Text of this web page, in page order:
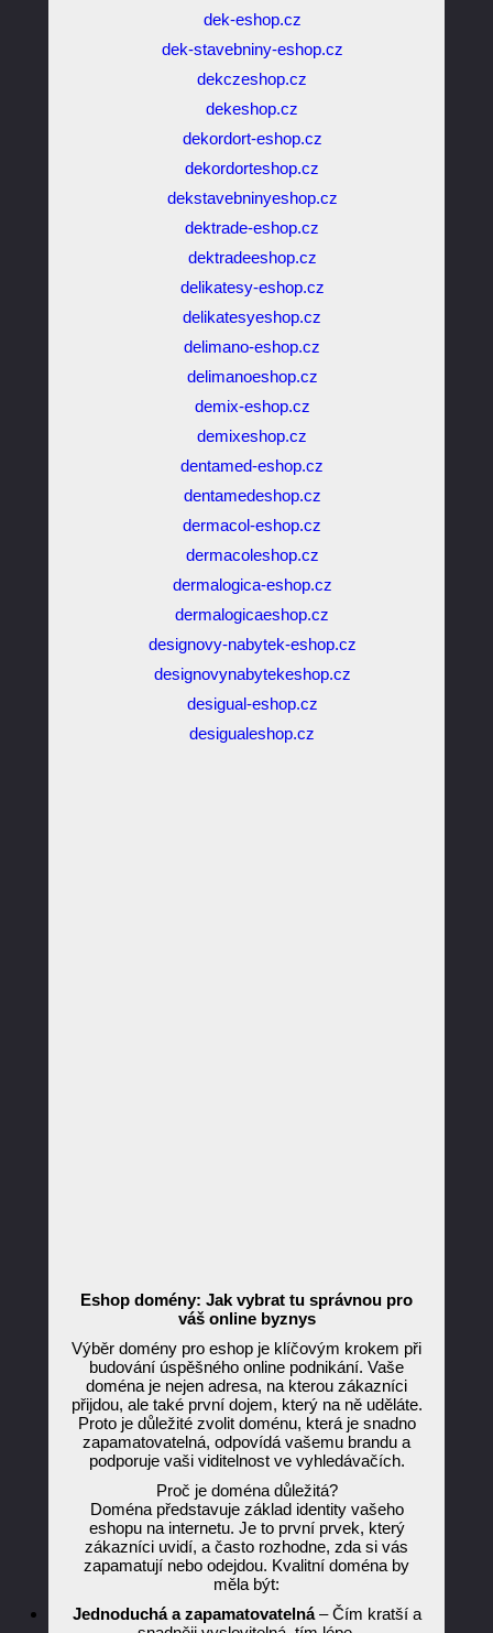
dek-eshop.cz
dek-stavebniny-eshop.cz
dekczeshop.cz
dekeshop.cz
dekordort-eshop.cz
dekordorteshop.cz
dekstavebninyeshop.cz
dektrade-eshop.cz
dektradeeshop.cz
delikatesy-eshop.cz
delikatesyeshop.cz
delimano-eshop.cz
delimanoeshop.cz
demix-eshop.cz
demixeshop.cz
dentamed-eshop.cz
dentamedeshop.cz
dermacol-eshop.cz
dermacoleshop.cz
dermalogica-eshop.cz
dermalogicaeshop.cz
designovy-nabytek-eshop.cz
designovynabytekeshop.cz
desigual-eshop.cz
desigualeshop.cz
Eshop domény: Jak vybrat tu správnou pro
váš online byznys
Výběr domény pro eshop je klíčovým krokem při
budování úspěšného online podnikání. Vaše
doména je nejen adresa, na kterou zákazníci
přijdou, ale také první dojem, který na ně uděláte.
Proto je důležité zvolit doménu, která je snadno
zapamatovatelná, odpovídá vašemu brandu a
podporuje vaši viditelnost ve vyhledávačích.
Proč je doména důležitá?
Doména představuje základ identity vašeho
eshopu na internetu. Je to první prvek, který
zákazníci uvidí, a často rozhodne, zda si vás
zapamatují nebo odejdou. Kvalitní doména by
měla být:
Jednoduchá a zapamatovatelná– Čím kratší a